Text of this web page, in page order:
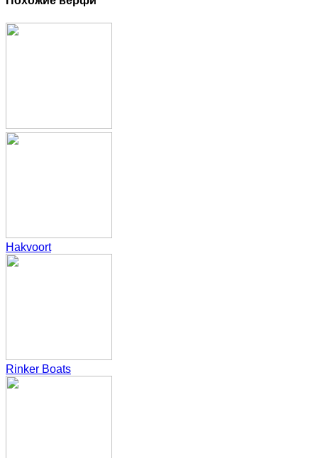
Hakvoort
Rinker Boats